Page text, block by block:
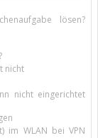
lösen?
nicht
nicht eingerichtet
im WLAN bei VPN